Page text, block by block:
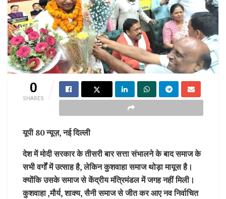
0
SHARES
यूपी 80 न्यूज़, नई दिल्ली
देश में मोदी सरकार के तीसरी बार सत्ता संभालने के बाद समाज के
सभी वर्गों में उत्साह है, लेकिन कुशवाहा समाज थोड़ा मायूस है।
क्योंकि उसके समाज से केंद्रीय मंत्रिमंडल में जगह नहीं मिली।
कुशवाहा ,मौर्य, शाक्य, सैनी समाज से जीत कर आए नव निर्वाचित